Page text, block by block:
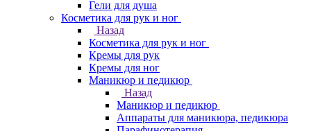
Гели для душа
Косметика для рук и ног
Назад
Косметика для рук и ног
Кремы для рук
Кремы для ног
Маникюр и педикюр
Назад
Маникюр и педикюр
Аппараты для маникюра, педикюра